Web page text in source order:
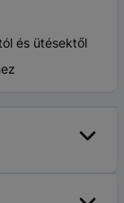
és ütésektől